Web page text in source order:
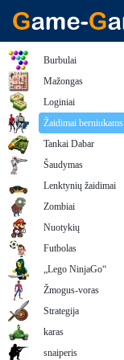
Burbulai
Mažongas
Loginiai
Žaidimai berniukams
Tankai Dabar
Šaudymas
Lenktynių žaidimai
Zombiai
Nuotykių
Futbolas
„Lego NinjaGo“
Žmogus-voras
Strategija
karas
snaiperis